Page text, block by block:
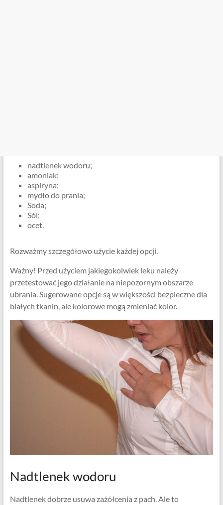
nadtlenek wodoru;
amoniak;
aspiryna;
mydło do prania;
Soda;
Sól;
ocet.
Rozważmy szczegółowo użycie każdej opcji.
Ważny! Przed użyciem jakiegokolwiek leku należy
przetestować jego działanie na niepozornym obszarze
ubrania. Sugerowane opcje są w większości bezpieczne dla
białych tkanin, ale kolorowe mogą zmieniać kolor.
Nadtlenek wodoru
Nadtlenek dobrze usuwa zażółcenia z pach. Ale to